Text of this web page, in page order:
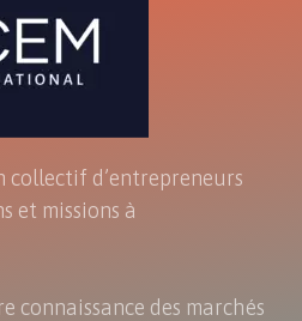
collectif d’entrepreneurs
et missions à
connaissance des marchés